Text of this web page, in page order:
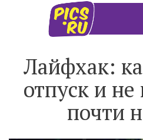
Лайфхак:
отпуск и не
почти